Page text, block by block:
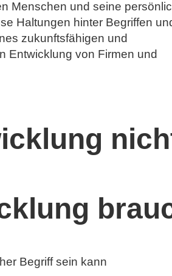
Menschen und seine
Haltungen hinter Begriffen
zukunftsfähigen und
Entwicklung von Firmen und
Begriff sein kann